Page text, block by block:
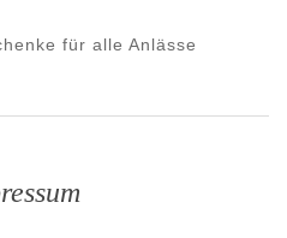
für alle Anlässe